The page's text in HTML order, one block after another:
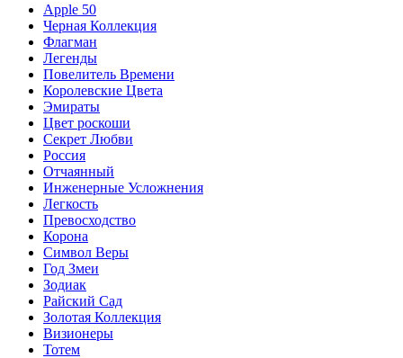
Apple 50
Черная Коллекция
Флагман
Легенды
Повелитель Времени
Королевские Цвета
Эмираты
Цвет роскоши
Секрет Любви
Россия
Отчаянный
Инженерные Усложнения
Легкость
Превосходство
Корона
Символ Веры
Год Змеи
Зодиак
Райский Сад
Золотая Коллекция
Визионеры
Тотем